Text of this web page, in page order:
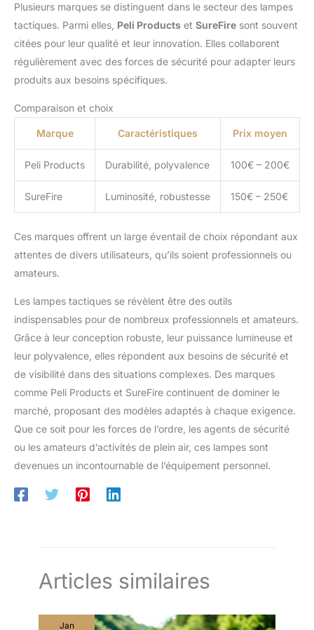
Plusieurs marques se distinguent dans le secteur des lampes
tactiques. Parmi elles, Peli Products et SureFire sont souvent
citées pour leur qualité et leur innovation. Elles collaborent
régulièrement avec des forces de sécurité pour adapter leurs
produits aux besoins spécifiques.
Comparaison et choix
Marque Caractéristiques Prix moyen
Peli Products Durabilité, polyvalence 100€ – 200€
SureFire Luminosité, robustesse 150€ – 250€
Ces marques offrent un large éventail de choix répondant aux
attentes de divers utilisateurs, qu’ils soient professionnels ou
amateurs.
Les lampes tactiques se révèlent être des outils
indispensables pour de nombreux professionnels et amateurs.
Grâce à leur conception robuste, leur puissance lumineuse et
leur polyvalence, elles répondent aux besoins de sécurité et
de visibilité dans des situations complexes. Des marques
comme Peli Products et SureFire continuent de dominer le
marché, proposant des modèles adaptés à chaque exigence.
Que ce soit pour les forces de l’ordre, les agents de sécurité
ou les amateurs d’activités de plein air, ces lampes sont
devenues un incontournable de l’équipement personnel.
Articles similaires
Jan